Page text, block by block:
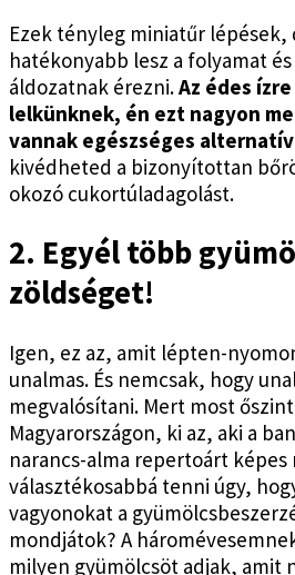
Ezek tényleg miniatűr lépések,
hatékonyabb lesz a folyamat
áldozatnak érezni.Az édes
lelkünknek, én ezt nagyon
vannak egészséges
kivédheted a bizonyítottan
okozó cukortúladagolást.
2. Egyél több
zöldséget!
Igen, ez az, amit lépten-
unalmas. És nemcsak, hogy
megvalósítani. Mert most
Magyarországon, ki az, aki a
narancs-alma repertoárt képes
választékosabbá tenni úgy,
vagyonokat a
mondjátok? A
milyen gyümölcsöt adjak, amit